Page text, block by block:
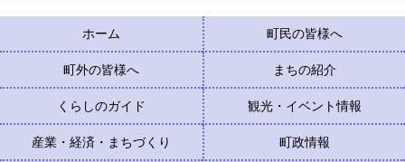
ホーム 町民の皆様へ
町外の皆様へ まちの紹介
くらしのガイド 観光・イベント情報
産業・経済・まちづくり 町政情報